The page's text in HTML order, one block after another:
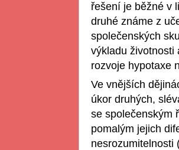
řešení je běžné v
druhé známe z
společenských
výkladu životnosti
rozvoje hypotaxe
Ve vnějších
úkor druhých,
se společenským
pomalým jejich
nesrozumitelnosti